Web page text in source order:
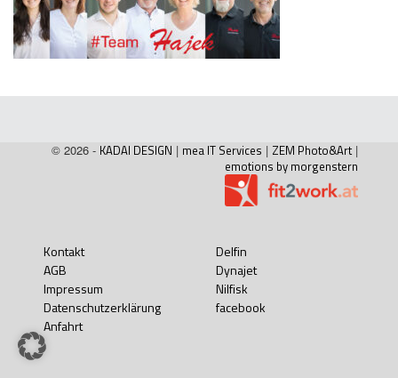
© 2026 - KADAI DESIGN | mea IT Services | ZEM Photo&Art |
emotions by morgenstern
Kontakt
AGB
Impressum
Datenschutzerklärung
Anfahrt
Delfin
Dynajet
Nilfisk
facebook